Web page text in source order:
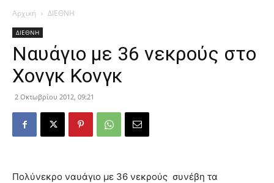
Αρχική ΔΙΕΘΝΗ
ΔΙΕΘΝΗ
Ναυάγιο με 36 νεκρούς στο
Χονγκ Κονγκ
2 Οκτωβρίου 2012, 09:21
Πολύνεκρο ναυάγιο με 36 νεκρούς συνέβη τα